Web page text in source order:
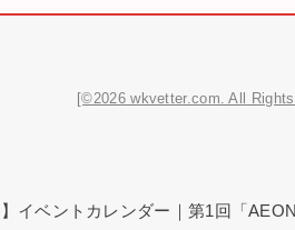
[©2026 wkvetter.com. All
】イベントカレンダー｜第1回「